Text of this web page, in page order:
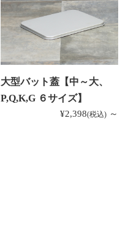
大型バット蓋【中～大、
P,Q,K,G ６サイズ】
¥2,398(税込) ～